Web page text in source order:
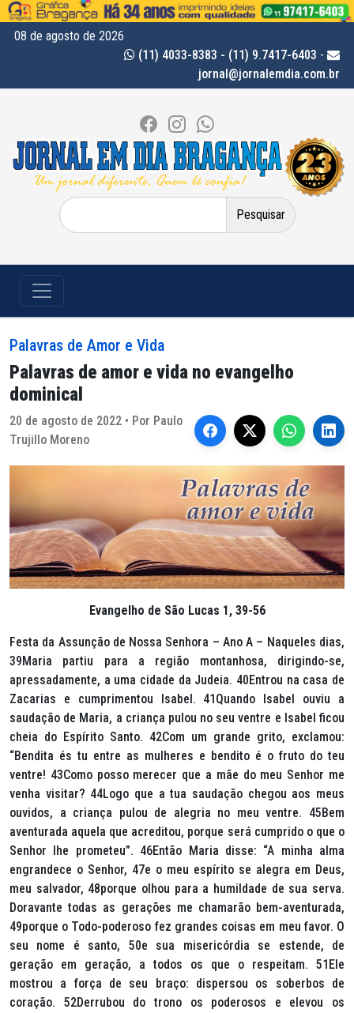
08 de agosto de 2026
(11) 4033-8383 - (11) 9.7417-6403 -
jornal@jornalemdia.com.br
Pesquisar
por:
Palavras de Amor e Vida
Palavras de amor e vida no evangelho
dominical
20 de agosto de 2022 • Por Paulo
Trujillo Moreno
Evangelho de São Lucas 1, 39-56
Festa da Assunção de Nossa Senhora – Ano A – Naqueles dias,
39Maria partiu para a região montanhosa, dirigindo-se,
apressadamente, a uma cidade da Judeia. 40Entrou na casa de
Zacarias e cumprimentou Isabel. 41Quando Isabel ouviu a
saudação de Maria, a criança pulou no seu ventre e Isabel ficou
cheia do Espírito Santo. 42Com um grande grito, exclamou:
“Bendita és tu entre as mulheres e bendito é o fruto do teu
ventre! 43Como posso merecer que a mãe do meu Senhor me
venha visitar? 44Logo que a tua saudação chegou aos meus
ouvidos, a criança pulou de alegria no meu ventre. 45Bem
aventurada aquela que acreditou, porque será cumprido o que o
Senhor lhe prometeu”. 46Então Maria disse: “A minha alma
engrandece o Senhor, 47e o meu espírito se alegra em Deus,
meu salvador, 48porque olhou para a humildade de sua serva.
Doravante todas as gerações me chamarão bem-aventurada,
49porque o Todo-poderoso fez grandes coisas em meu favor. O
seu nome é santo, 50e sua misericórdia se estende, de
geração em geração, a todos os que o respeitam. 51Ele
mostrou a força de seu braço: dispersou os soberbos de
coração. 52Derrubou do trono os poderosos e elevou os